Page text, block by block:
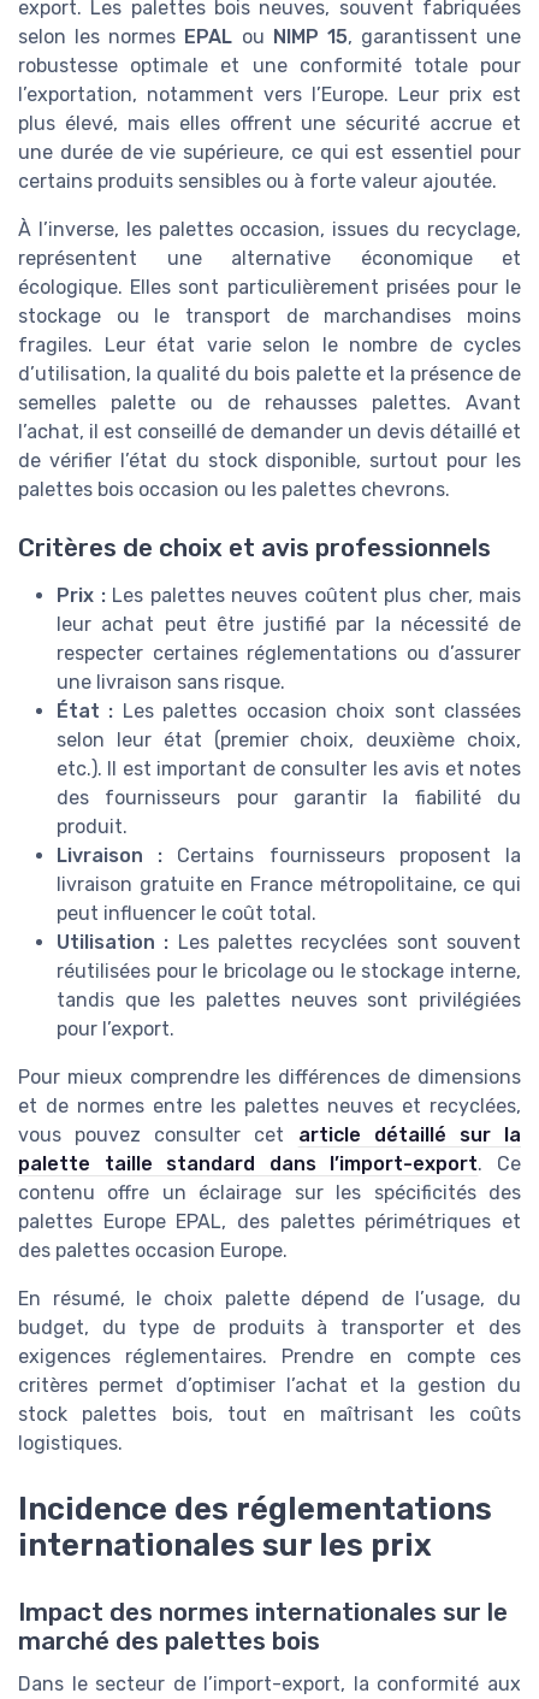
export. Les palettes bois neuves, souvent fabriquées
selon les normes EPAL ou NIMP 15, garantissent une
robustesse optimale et une conformité totale pour
l’exportation, notamment vers l’Europe. Leur prix est
plus élevé, mais elles offrent une sécurité accrue et
une durée de vie supérieure, ce qui est essentiel pour
certains produits sensibles ou à forte valeur ajoutée.
À l’inverse, les palettes occasion, issues du recyclage,
représentent une alternative économique et
écologique. Elles sont particulièrement prisées pour le
stockage ou le transport de marchandises moins
fragiles. Leur état varie selon le nombre de cycles
d’utilisation, la qualité du bois palette et la présence de
semelles palette ou de rehausses palettes. Avant
l’achat, il est conseillé de demander un devis détaillé et
de vérifier l’état du stock disponible, surtout pour les
palettes bois occasion ou les palettes chevrons.
Critères de choix et avis professionnels
Prix :Les palettes neuves coûtent plus cher, mais
leur achat peut être justifié par la nécessité de
respecter certaines réglementations ou d’assurer
une livraison sans risque.
État : Les palettes occasion choix sont classées
selon leur état (premier choix, deuxième choix,
etc.). Il est important de consulter les avis et notes
des fournisseurs pour garantir la fiabilité du
produit.
Livraison : Certains fournisseurs proposent la
livraison gratuite en France métropolitaine, ce qui
peut influencer le coût total.
Utilisation : Les palettes recyclées sont souvent
réutilisées pour le bricolage ou le stockage interne,
tandis que les palettes neuves sont privilégiées
pour l’export.
Pour mieux comprendre les différences de dimensions
et de normes entre les palettes neuves et recyclées,
vous pouvez consulter cet article détaillé sur la
palette taille standard dans l’import-export. Ce
contenu offre un éclairage sur les spécificités des
palettes Europe EPAL, des palettes périmétriques et
des palettes occasion Europe.
En résumé, le choix palette dépend de l’usage, du
budget, du type de produits à transporter et des
exigences réglementaires. Prendre en compte ces
critères permet d’optimiser l’achat et la gestion du
stock palettes bois, tout en maîtrisant les coûts
logistiques.
Incidence des réglementations
internationales sur les prix
Impact des normes internationales sur le
marché des palettes bois
Dans le secteur de l’import-export, la conformité aux